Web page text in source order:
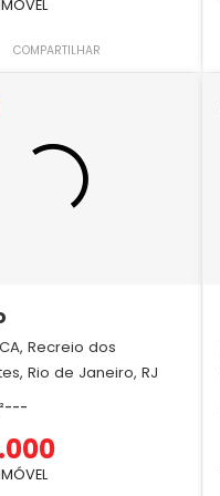
COMPARTILHAR
Recreio dos
Rio de Janeiro, RJ
---